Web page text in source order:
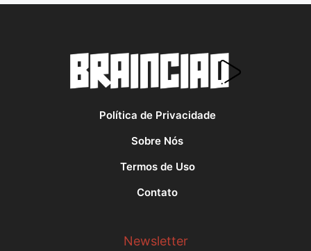
Política de Privacidade
Sobre Nós
Termos de Uso
Contato
Newsletter